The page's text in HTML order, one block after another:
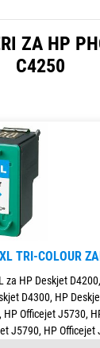
ZA HP
C4250
TRI-COLOUR
HP Deskjet
D4300, HP
HP Officejet J5730,
J5790, HP Officejet